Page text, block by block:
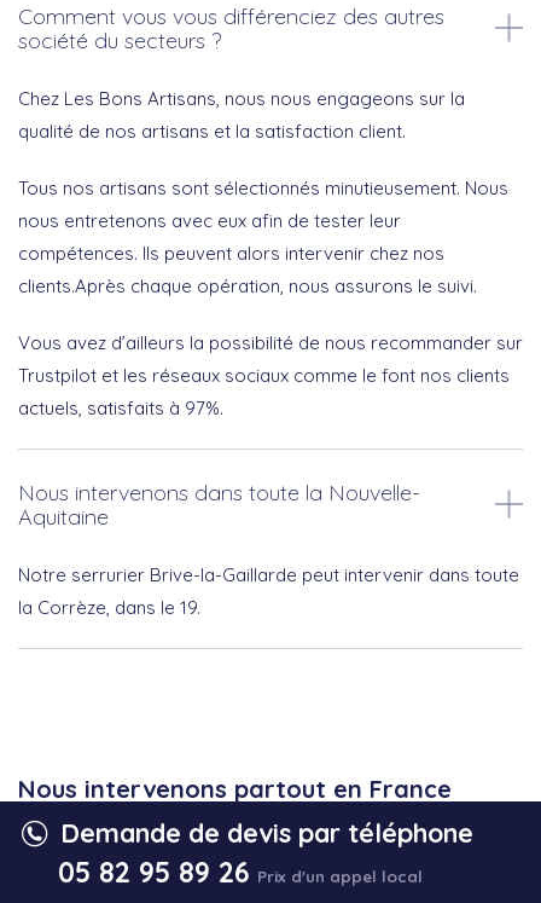
Comment vous vous différenciez des autres
société du secteurs ?
Chez Les Bons Artisans, nous nous engageons sur la
qualité de nos artisans et la satisfaction client.
Tous nos artisans sont sélectionnés minutieusement. Nous
nous entretenons avec eux afin de tester leur
compétences. Ils peuvent alors intervenir chez nos
clients.Après chaque opération, nous assurons le suivi.
Vous avez d’ailleurs la possibilité de nous recommander sur
Trustpilot et les réseaux sociaux comme le font nos clients
actuels, satisfaits à 97%.
Nous intervenons dans toute la Nouvelle-
Aquitaine
Notre serrurier Brive-la-Gaillarde peut intervenir dans toute
la Corrèze, dans le 19.
Nous intervenons partout en France
métropolitaine (sauf la Corse)
Nous travaillons exclusivement avec un réseau de
Demande de devis par téléphone
05 82 95 89 26 Prix d'un appel local